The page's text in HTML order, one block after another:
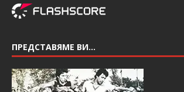
ПРЕДСТАВЯМЕ ВИ…